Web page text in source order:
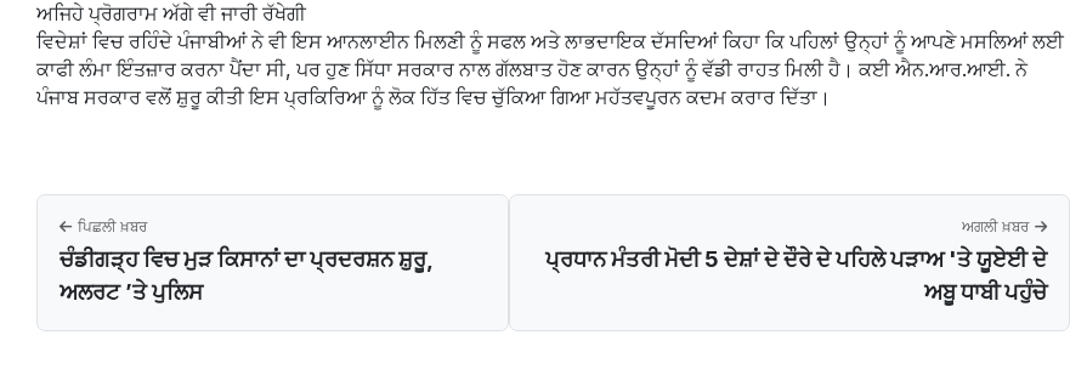
ਅਜਿਹੇ ਪ੍ਰੋਗਰਾਮ ਅੱਗੇ ਵੀ ਜਾਰੀ ਰੱਖੇਗੀ
ਵਿਦੇਸ਼ਾਂ ਵਿਚ ਰਹਿੰਦੇ ਪੰਜਾਬੀਆਂ ਨੇ ਵੀ ਇਸ ਆਨਲਾਈਨ ਮਿਲਣੀ ਨੂੰ ਸਫਲ ਅਤੇ ਲਾਭਦਾਇਕ ਦੱਸਦਿਆਂ ਕਿਹਾ ਕਿ ਪਹਿਲਾਂ ਉਨ੍ਹਾਂ ਨੂੰ ਆਪਣੇ ਮਸਲਿਆਂ ਲਈ
ਕਾਫੀ ਲੰਮਾ ਇੰਤਜ਼ਾਰ ਕਰਨਾ ਪੈਂਦਾ ਸੀ, ਪਰ ਹੁਣ ਸਿੱਧਾ ਸਰਕਾਰ ਨਾਲ ਗੱਲਬਾਤ ਹੋਣ ਕਾਰਨ ਉਨ੍ਹਾਂ ਨੂੰ ਵੱਡੀ ਰਾਹਤ ਮਿਲੀ ਹੈ। ਕਈ ਐਨ.ਆਰ.ਆਈ. ਨੇ
ਪੰਜਾਬ ਸਰਕਾਰ ਵਲੋਂ ਸ਼ੁਰੂ ਕੀਤੀ ਇਸ ਪ੍ਰਕਿਰਿਆ ਨੂੰ ਲੋਕ ਹਿੱਤ ਵਿਚ ਚੁੱਕਿਆ ਗਿਆ ਮਹੱਤਵਪੂਰਨ ਕਦਮ ਕਰਾਰ ਦਿੱਤਾ।
ਪਿਛਲੀ ਖ਼ਬਰ
ਚੰਡੀਗੜ੍ਹ ਵਿਚ ਮੁੜ ਕਿਸਾਨਾਂ ਦਾ ਪ੍ਰਦਰਸ਼ਨ ਸ਼ੁਰੂ,
ਅਲਰਟ ’ਤੇ ਪੁਲਿਸ
ਅਗਲੀ ਖ਼ਬਰ
ਪ੍ਰਧਾਨ ਮੰਤਰੀ ਮੋਦੀ 5 ਦੇਸ਼ਾਂ ਦੇ ਦੌਰੇ ਦੇ ਪਹਿਲੇ ਪੜਾਅ 'ਤੇ ਯੂਏਈ ਦੇ
ਅਬੂ ਧਾਬੀ ਪਹੁੰਚੇ